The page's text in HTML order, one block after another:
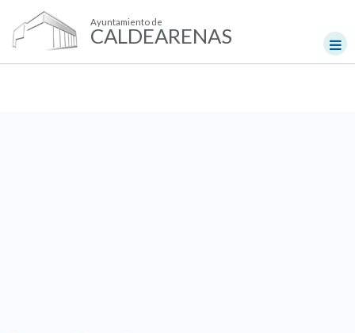
Ayuntamiento de
CALDEARENAS